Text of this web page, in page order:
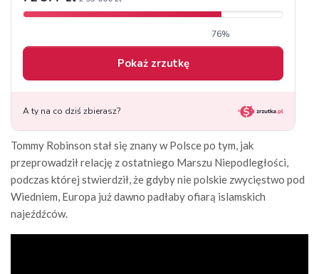
Tommy Robinson stał się znany w Polsce po tym, jak
przeprowadził relację z ostatniego Marszu Niepodległości,
podczas której stwierdził, że gdyby nie polskie zwycięstwo pod
Wiedniem, Europa już dawno padłaby ofiarą islamskich
najeźdźców.